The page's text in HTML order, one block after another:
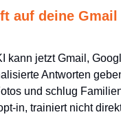
auf deine Gmail
kann jetzt Gmail,
Antworten
und schlug
in, trainiert nicht